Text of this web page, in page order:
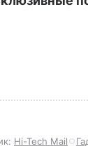
Hi-Tech Mail